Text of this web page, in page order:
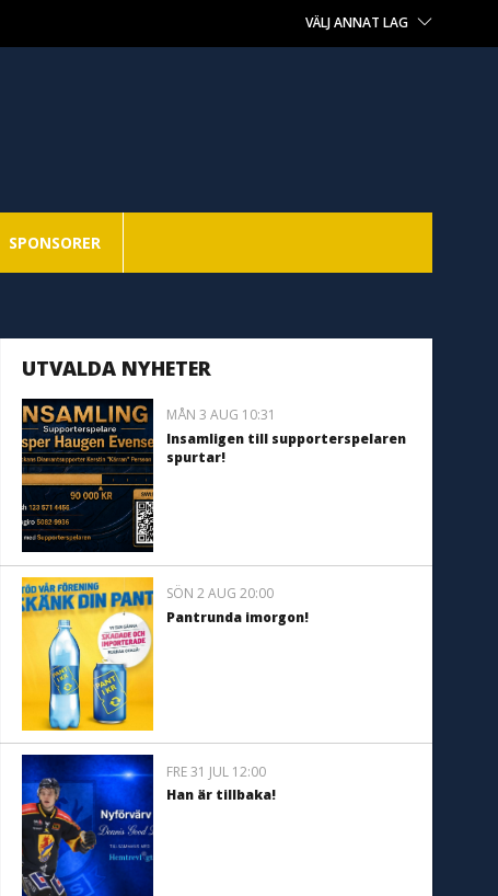
VÄLJ ANNAT LAG
SPONSORER
UTVALDA NYHETER
MÅN 3 AUG 10:31
Insamligen till supporterspelaren
spurtar!
SÖN 2 AUG 20:00
Pantrunda imorgon!
FRE 31 JUL 12:00
Han är tillbaka!